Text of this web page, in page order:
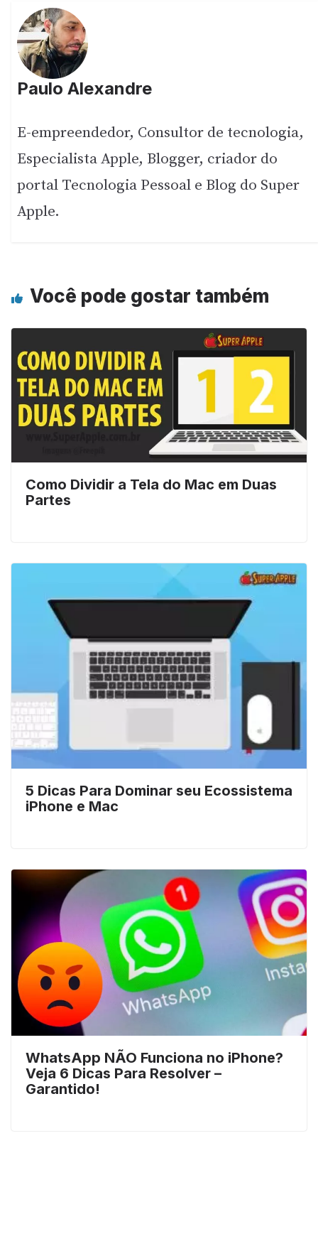
Paulo Alexandre
E-empreendedor, Consultor de tecnologia,
Especialista Apple, Blogger, criador do
portal Tecnologia Pessoal e Blog do Super
Apple.
Você pode gostar também
Como Dividir a Tela do Mac em Duas
Partes
5 Dicas Para Dominar seu Ecossistema
iPhone e Mac
WhatsApp NÃO Funciona no iPhone?
Veja 6 Dicas Para Resolver –
Garantido!